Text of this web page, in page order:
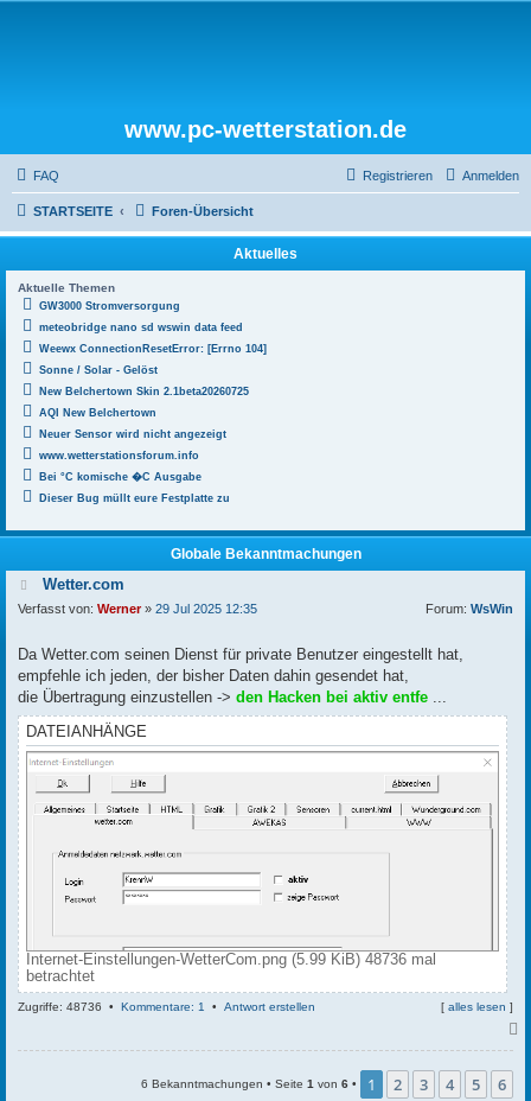
www.pc-wetterstation.de
FAQ Anmelden
Registrieren
STARTSEITE Foren-Übersicht
Aktuelles
Aktuelle Themen
GW3000 Stromversorgung
meteobridge nano sd wswin data feed
Weewx ConnectionResetError: [Errno 104]
Sonne / Solar - Gelöst
New Belchertown Skin 2.1beta20260725
AQI New Belchertown
Neuer Sensor wird nicht angezeigt
www.wetterstationsforum.info
Bei °C komische �C Ausgabe
Dieser Bug müllt eure Festplatte zu
Globale Bekanntmachungen
Wetter.com
Verfasst von: Werner» 29 Jul 2025 12:35 Forum: WsWin
Da Wetter.com seinen Dienst für private Benutzer eingestellt hat,
empfehle ich jeden, der bisher Daten dahin gesendet hat,
die Übertragung einzustellen -> den Hacken bei aktiv entfe ...
DATEIANHÄNGE
Internet-Einstellungen-WetterCom.png (5.99 KiB) 48736 mal
betrachtet
Zugriffe: 48736 • Kommentare: 1 • Antwort erstellen [ alles lesen ]
6 Bekanntmachungen • Seite 1 von 6 • 1 2 3 4 5 6